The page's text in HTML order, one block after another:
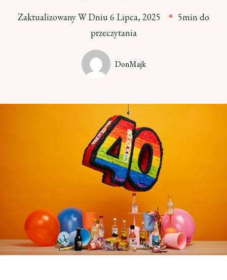
Zaktualizowany W Dniu6 Lipca, 2025
5min do
przeczytania
DonMajk